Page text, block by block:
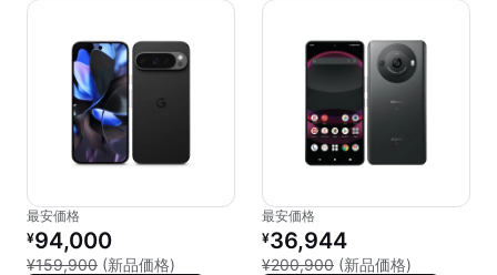
最安価格
リファービッシュ品の価格：
¥94,000
¥159,900 (新品価格) 新品との比較：¥159,900
最安価格
リファービッシュ品の価格：
¥36,944
¥200,900 (新品価格)